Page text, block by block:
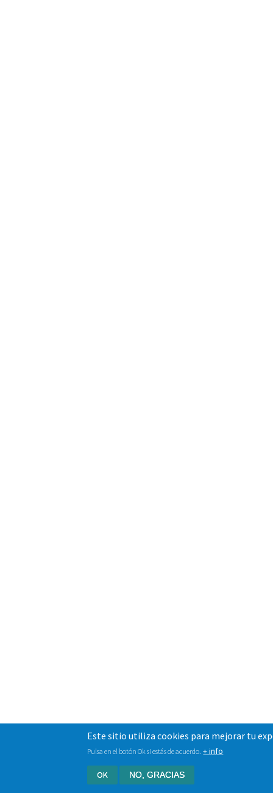
Este sitio utiliza cookies para mejorar tu
Pulsa en el botón Ok si estás de acuerdo. + info
OK NO, GRACIAS